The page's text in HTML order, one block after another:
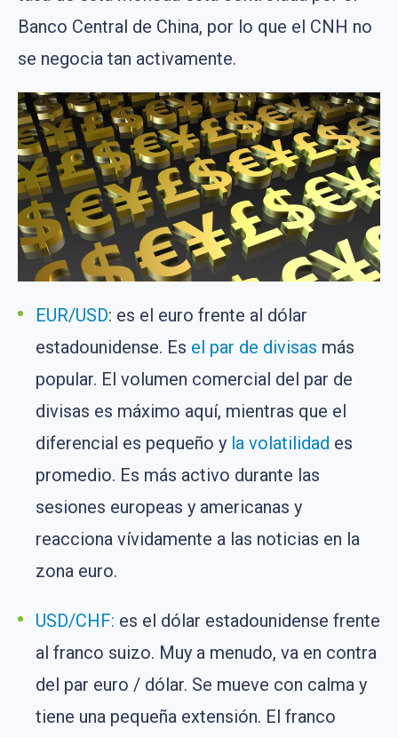
Banco Central de China, por lo que el CNH no
se negocia tan activamente.
EUR/USD: es el euro frente al dólar
estadounidense. Es el par de divisas más
popular. El volumen comercial del par de
divisas es máximo aquí, mientras que el
diferencial es pequeño y la volatilidad es
promedio. Es más activo durante las
sesiones europeas y americanas y
reacciona vívidamente a las noticias en la
zona euro.
USD/CHF: es el dólar estadounidense frente
al franco suizo. Muy a menudo, va en contra
del par euro / dólar. Se mueve con calma y
tiene una pequeña extensión. El franco